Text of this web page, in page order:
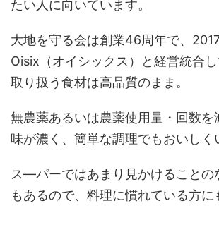
たい人に向いています。
大地を守る会は創業46周年で、
Oisix（オイシックス）と経営統合し
取り扱う食材は高品質のまま。
無農薬あるいは農薬使用量・回数を
味が濃く、簡単な調理でもおいしく
ス―パーではあまり見かけることの
もあるので、料理に慣れている方に